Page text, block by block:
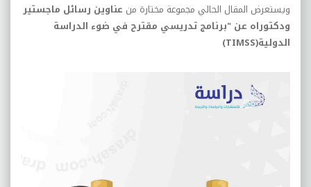
ويستعرض المقال الحالي مجموعة مختارة من عناوين رسائل ماجستير
ودكتوراه عن "برنامج تدريسي مقترح في ضوء الدراسة
الدولية(TIMSS)